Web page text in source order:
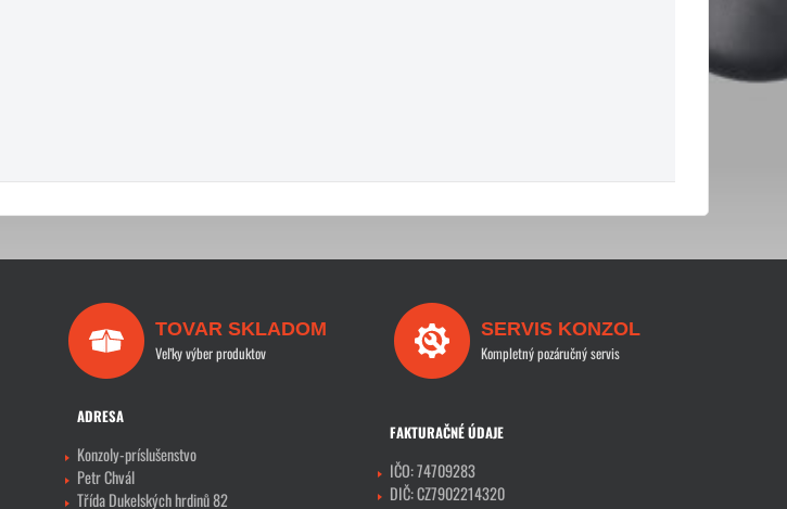
TOVAR SKLADOM
Veľky výber produktov
SERVIS KONZOL
Kompletný pozáručný servis
ADRESA
Konzoly-príslušenstvo
Petr Chvál
Třída Dukelských hrdinů 82
FAKTURAČNÉ ÚDAJE
IČO: 74709283
DIČ: CZ7902214320